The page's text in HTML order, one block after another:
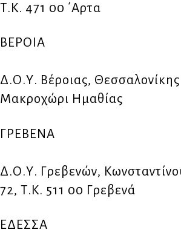
Τ.Κ. 471 00 ΄Αρτα
ΒΕΡΟΙΑ
Δ.Ο.Υ. Βέροιας, Θεσσαλονίκης
Μακροχώρι Ημαθίας
ΓΡΕΒΕΝΑ
Δ.Ο.Υ. Γρεβενών,
72, Τ.Κ. 511 00 Γρεβενά
ΕΔΕΣΣΑ